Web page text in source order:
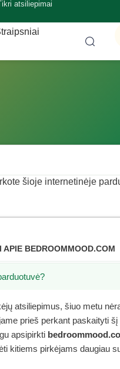
atsiliepimai
šioje internetinėje
BEDROOMMOOD.COM
atsiliepimus, šiuo metu
prieš perkant paskaityti šį
apsipirkti
kitiems pirkėjams daugiau